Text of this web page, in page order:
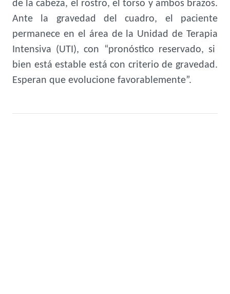
de la cabeza, el rostro, el torso y ambos brazos.
Ante la gravedad del cuadro, el paciente
permanece en el área de la Unidad de Terapia
Intensiva (UTI), con “pronóstico reservado, si
bien está estable está con criterio de gravedad.
Esperan que evolucione favorablemente”.